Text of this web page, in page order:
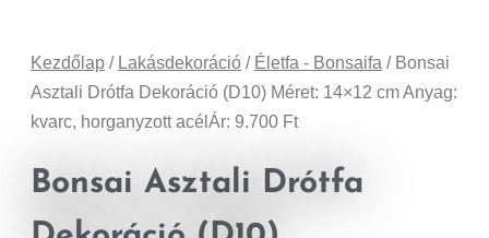
Kezdőlap / Lakásdekoráció / Életfa - Bonsaifa / Bonsai
Asztali Drótfa Dekoráció (D10) Méret: 14×12 cm Anyag:
kvarc, horganyzott acélÁr: 9.700 Ft
Bonsai Asztali Drótfa